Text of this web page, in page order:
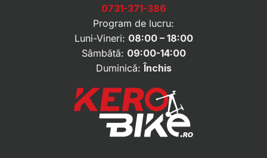
0731-371-386
Program de lucru:
Luni-Vineri: 08:00 – 18:00
Sâmbătă: 09:00-14:00
Duminică:Închis